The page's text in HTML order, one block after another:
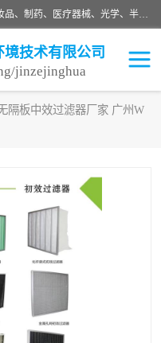
从事各种实验室、手术室、医院、食品、化妆品、制药、医疗器械、光学、半导体、精密电子等无尘车间行业的洁净车间装修设计、净化设备、恒温恒湿空调的设计制作与安装、净化系统工程项目施工及其技术支持服务。
技术有限公司
jinzejinghua
隔板中效过滤器厂家 广州W
GMP车间净化
生命工程
食品饮料
光电车间